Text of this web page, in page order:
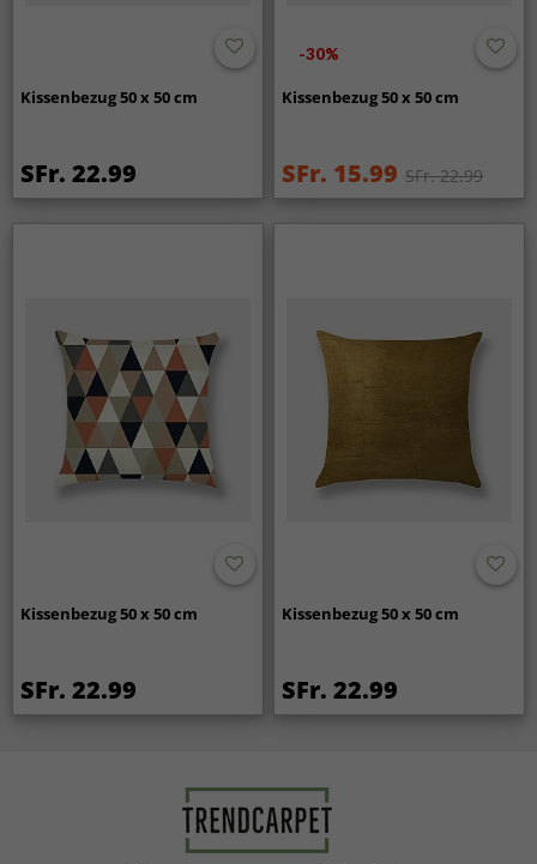
Kissenbezug 50 x 50 cm
SFr. 22.99
-30%
Kissenbezug 50 x 50 cm
SFr. 15.99 SFr. 22.99
Kissenbezug 50 x 50 cm
SFr. 22.99
Kissenbezug 50 x 50 cm
SFr. 22.99